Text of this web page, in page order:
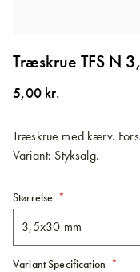
til
starten
billedgalleriet
Træskrue TFS N
5,00 kr.
Træskrue med kærv.
Variant: Styksalg.
Størrelse
Variant Specification